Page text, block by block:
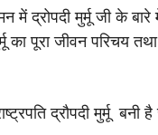
में द्रोपदी मुर्मू जी के
का पूरा जीवन परिचय
द्रौपदी मुर्मू बनी